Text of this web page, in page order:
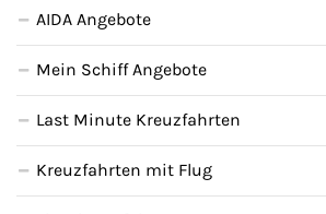
AIDA Angebote
Mein Schiff Angebote
Last Minute Kreuzfahrten
Kreuzfahrten mit Flug